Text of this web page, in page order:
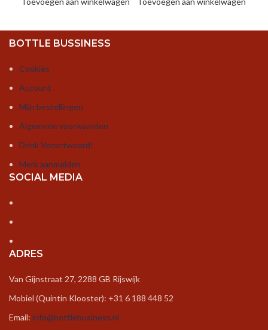
BOTTLE BUSSINESS
Cookies
Account
Mijn bestellingen
Algemene voorwaarden
Drink Verantwoord!
Merk aanmelden
SOCIAL MEDIA
ADRES
Van Gijnstraat 27, 2288 GB Rijswijk
Mobiel (Quintin Klooster): +31 6 188 448 52
Email: info@bottlebusiness.nl